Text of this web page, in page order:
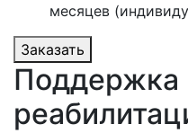
месяцев
Заказать
Поддержка